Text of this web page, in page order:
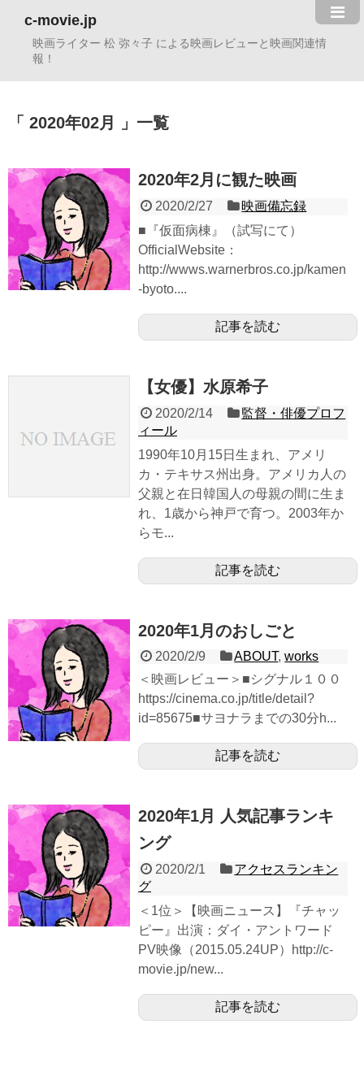
c-movie.jp
映画ライター 松 弥々子 による映画レビューと映画関連情
報！
2020年02月 一覧
2020年2月に観た映画
2020/2/27
映画備忘録
■『仮面病棟』（試写にて）
OfficialWebsite：
http://wwws.warnerbros.co.jp/kamen
-byoto....
記事を読む
【女優】水原希子
2020/2/14
監督・俳優プロフ
ィール
1990年10月15日生まれ、アメリ
カ・テキサス州出身。アメリカ人の
父親と在日韓国人の母親の間に生ま
れ、1歳から神戸で育つ。2003年か
らモ...
記事を読む
2020年1月のおしごと
2020/2/9 ABOUT,works
＜映画レビュー＞■シグナル１００
https://cinema.co.jp/title/detail?
id=85675■サヨナラまでの30分h...
記事を読む
2020年1月 人気記事ランキ
ング
2020/2/1
アクセスランキン
グ
＜1位＞【映画ニュース】『チャッ
ピー』出演：ダイ・アントワード
PV映像（2015.05.24UP）http://c-
movie.jp/new...
記事を読む